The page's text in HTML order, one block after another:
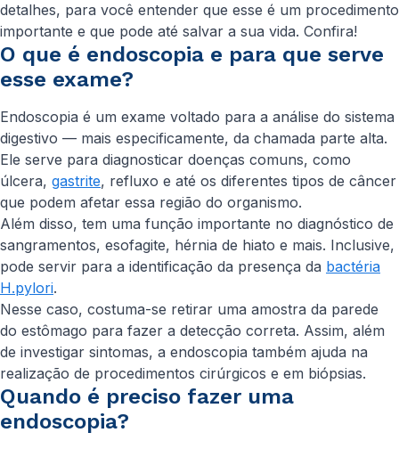
detalhes, para você entender que esse é um procedimento
importante e que pode até salvar a sua vida. Confira!
O que é endoscopia e para que serve
esse exame?
Endoscopia é um exame voltado para a análise do sistema
digestivo — mais especificamente, da chamada parte alta.
Ele serve para diagnosticar doenças comuns, como
úlcera, gastrite, refluxo e até os diferentes tipos de câncer
que podem afetar essa região do organismo.
Além disso, tem uma função importante no diagnóstico de
sangramentos, esofagite, hérnia de hiato e mais. Inclusive,
pode servir para a identificação da presença da bactéria
H.pylori.
Nesse caso, costuma-se retirar uma amostra da parede
do estômago para fazer a detecção correta. Assim, além
de investigar sintomas, a endoscopia também ajuda na
realização de procedimentos cirúrgicos e em biópsias.
Quando é preciso fazer uma
endoscopia?